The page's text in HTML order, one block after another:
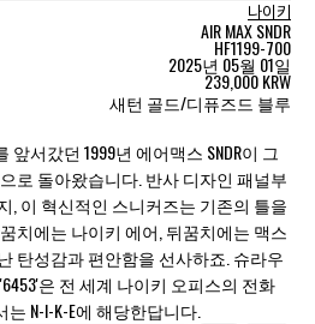
나이키
AIR MAX SNDR
HF1199-700
2025년 05월 01일
239,000 KRW
새턴 골드/디퓨즈드 블루
서갔던 1999년 에어맥스 SNDR이 그
로 돌아왔습니다. 반사 디자인 패널부
, 이 혁신적인 스니커즈는 기존의 틀을
치에는 나이키 에어, 뒤꿈치에는 맥스
탄성감과 편안함을 선사하죠. 슈라우
은 전 세계 나이키 오피스의 전화
N-I-K-E에 해당한답니다.